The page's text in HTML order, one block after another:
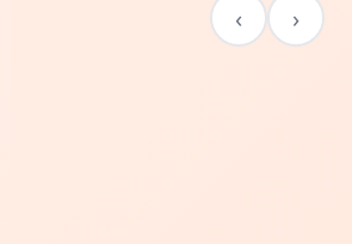
‹
›